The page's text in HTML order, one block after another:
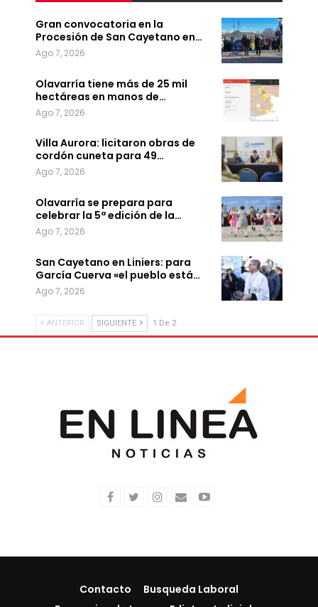
Gran convocatoria en la
Procesión de San Cayetano en…
Ago 7, 2026
Olavarría tiene más de 25 mil
hectáreas en manos de…
Ago 7, 2026
Villa Aurora: licitaron obras de
cordón cuneta para 49…
Ago 7, 2026
Olavarría se prepara para
celebrar la 5ª edición de la…
Ago 7, 2026
San Cayetano en Liniers: para
García Cuerva «el pueblo está…
Ago 7, 2026
ANTERIOR SIGUIENTE 1 De 2
Contacto
Busqueda Laboral